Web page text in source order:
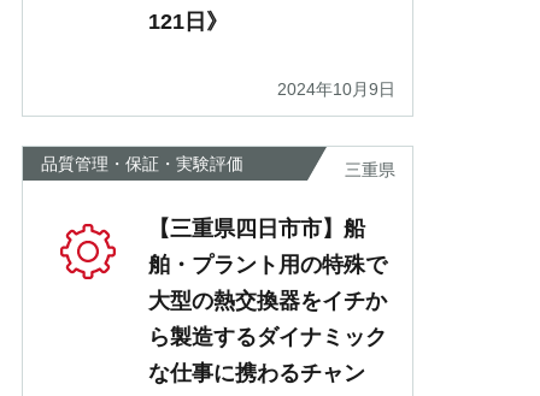
121日》
2024年10月9日
品質管理・保証・実験評価 三重県
【三重県四日市市】船
舶・プラント用の特殊で
大型の熱交換器をイチか
ら製造するダイナミック
な仕事に携わるチャン